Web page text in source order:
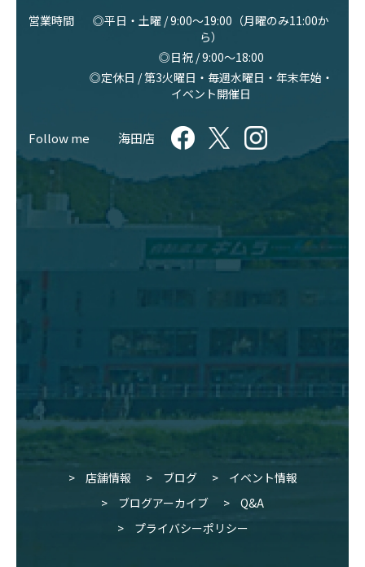
営業時間
◎平日・土曜 / 9:00〜19:00（月曜のみ11:00か
ら）
◎日祝 / 9:00〜18:00
◎定休日 / 第3火曜日・毎週水曜日・年末年始・
イベント開催日
Follow me 海田店
店舗情報 ブログ
イベント情報
ブログアーカイブ
Q&A
プライバシーポリシー